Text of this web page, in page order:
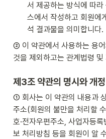
서 제공하는 방식에 따라
스에서 작성하고 회원에
석 결과물을 의미합니다.
② 이 약관에서 사용하는 용
것을 제외하고는 관계법령
제3조 약관의 명시와 개정
① 회사는 이 약관의 내용과
주소(회원의 불만을 처리할
호·전자우편주소, 사업자등
보 처리방침 등을 회원이 알